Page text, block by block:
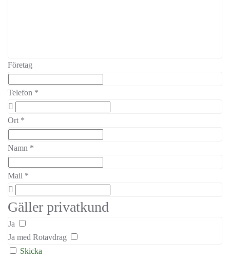
Företag
Telefon *
Ort *
Namn *
Mail *
Gäller privatkund
Ja
Ja med Rotavdrag
Skicka